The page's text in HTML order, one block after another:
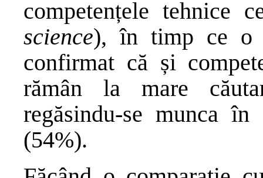
competențele tehnice
science), în timp ce o
confirmat că și
rămân la mare
regăsindu-se munca
(54%).